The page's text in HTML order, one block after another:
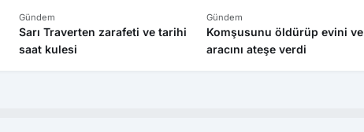
Gündem
Sarı Traverten zarafeti ve tarihi
saat kulesi
Gündem
Komşusunu öldürüp evini ve
aracını ateşe verdi